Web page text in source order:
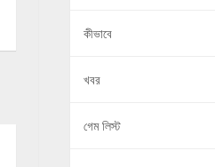
কীভাবে
খবর
গেম লিস্ট